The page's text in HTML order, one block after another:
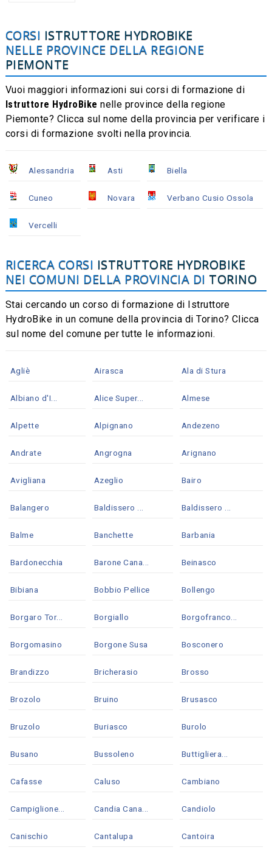
CORSI ISTRUTTORE HYDROBIKE
NELLE PROVINCE DELLA REGIONE
PIEMONTE
Vuoi maggiori informazioni sui corsi di formazione di
Istruttore HydroBike nelle province della regione
Piemonte? Clicca sul nome della provincia per verificare i
corsi di formazione svolti nella provincia.
Alessandria Asti Biella
Cuneo Novara Verbano Cusio Ossola
Vercelli
RICERCA CORSI ISTRUTTORE HYDROBIKE
NEI COMUNI DELLA PROVINCIA DI TORINO
Stai cercando un corso di formazione di Istruttore
HydroBike in un comune della provincia di Torino? Clicca
sul nome del comune per tutte le informazioni.
Agliè Airasca Ala di Stura
Albiano d'I... Alice Super... Almese
Alpette Alpignano Andezeno
Andrate Angrogna Arignano
Avigliana Azeglio Bairo
Balangero Baldissero ... Baldissero ...
Balme Banchette Barbania
Bardonecchia Barone Cana... Beinasco
Bibiana Bobbio Pellice Bollengo
Borgaro Tor... Borgiallo Borgofranco...
Borgomasino Borgone Susa Bosconero
Brandizzo Bricherasio Brosso
Brozolo Bruino Brusasco
Bruzolo Buriasco Burolo
Busano Bussoleno Buttigliera...
Cafasse Caluso Cambiano
Campiglione... Candia Cana... Candiolo
Canischio Cantalupa Cantoira